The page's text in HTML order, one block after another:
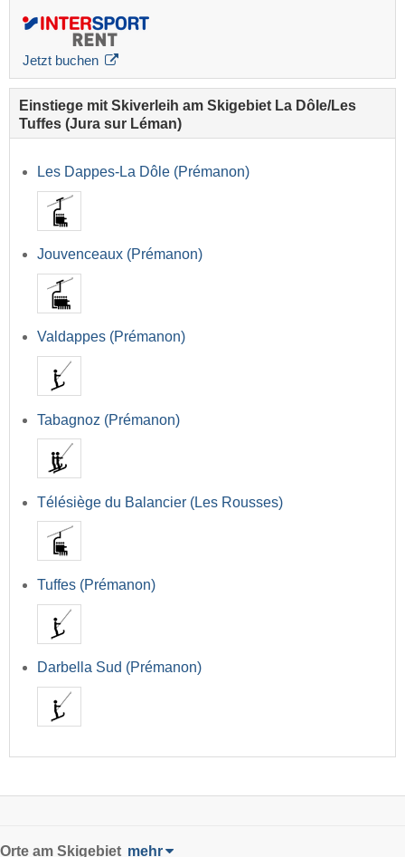
Jetzt buchen
Einstiege mit Skiverleih am Skigebiet La Dôle/​Les
Tuffes (Jura sur Léman)
Les Dappes-La Dôle (Prémanon)
Jouvenceaux (Prémanon)
Valdappes (Prémanon)
Tabagnoz (Prémanon)
Télésiège du Balancier (Les Rousses)
Tuffes (Prémanon)
Darbella Sud (Prémanon)
Orte am Skigebiet mehr